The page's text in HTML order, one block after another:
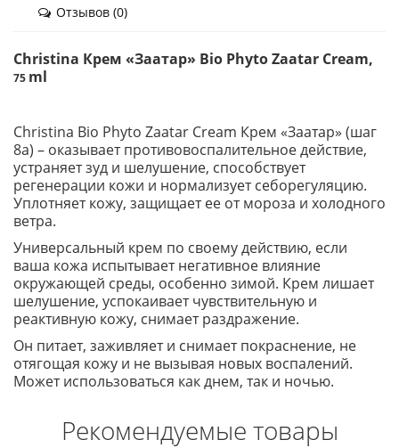
Отзывов (0)
Christina Крем «Заатар» Bio Phyto Zaatar Cream,
75 ml
Christina Bio Phyto Zaatar Cream Крем «Заатар» (шаг
8а) – оказывает противовоспалительное действие,
устраняет зуд и шелушение, способствует
регенерации кожи и нормализует себорегуляцию.
Уплотняет кожу, защищает ее от мороза и холодного
ветра.
Универсальный крем по своему действию, если
ваша кожа испытывает негативное влияние
окружающей среды, особенно зимой. Крем лишает
шелушение, успокаивает чувствительную и
реактивную кожу, снимает раздражение.
Он питает, заживляет и снимает покраснение, не
отягощая кожу и не вызывая новых воспалений.
Может использоваться как днем, так и ночью.
Рекомендуемые товары